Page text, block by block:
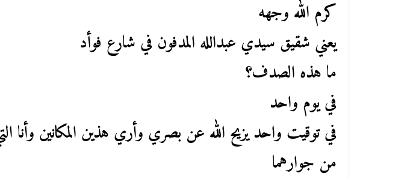
كرم الله وجهه
يعني شقيق سيدي عبدالله المدفون في شارع فوأد
ما هذه الصدف؟
في يوم واحد
في توقيت واحد يزيح الله عن بصري وأري هذين المكانين وأنا
من جوارهما